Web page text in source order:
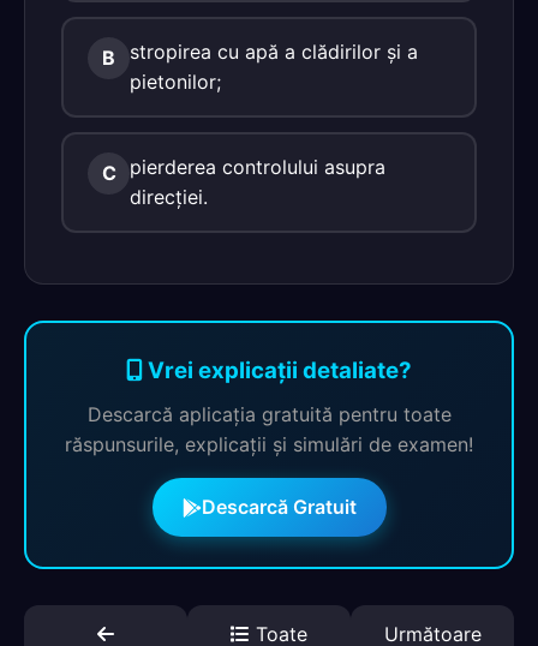
B
stropirea cu apă a clădirilor şi a
pietonilor;
C
pierderea controlului asupra
direcţiei.
Vrei explicații detaliate?
Descarcă aplicația gratuită pentru toate
răspunsurile, explicații și simulări de examen!
Descarcă Gratuit
Toate Următoare